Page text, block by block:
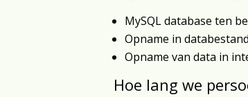
MySQL database ten
Opname in
Opname van data in
Hoe lang we